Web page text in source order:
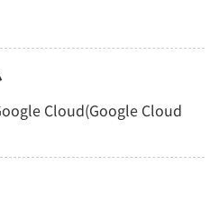
Cloud(Google Cloud